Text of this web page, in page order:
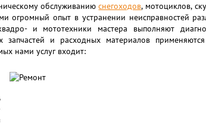
обслуживаниюснегоходов, мотоциклов,
огромный опыт в устранении неисправностей
и мототехники мастера выполняют
и расходных материалов
нами услуг входит: